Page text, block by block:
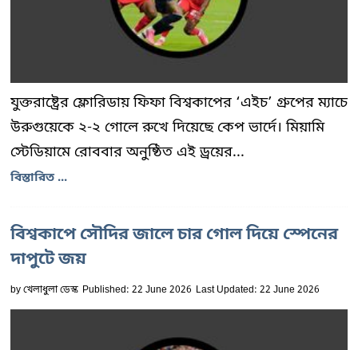
যুক্তরাষ্ট্রের ফ্লোরিডায় ফিফা বিশ্বকাপের ‘এইচ’ গ্রুপের ম্যাচে
উরুগুয়েকে ২-২ গোলে রুখে দিয়েছে কেপ ভার্দে। মিয়ামি
স্টেডিয়ামে রোববার অনুষ্ঠিত এই ড্রয়ের...
বিস্তারিত ...
বিশ্বকাপে সৌদির জালে চার গোল দিয়ে স্পেনের
দাপুটে জয়
byখেলাধুলা ডেস্ক Published: 22 June 2026 Last Updated: 22 June 2026